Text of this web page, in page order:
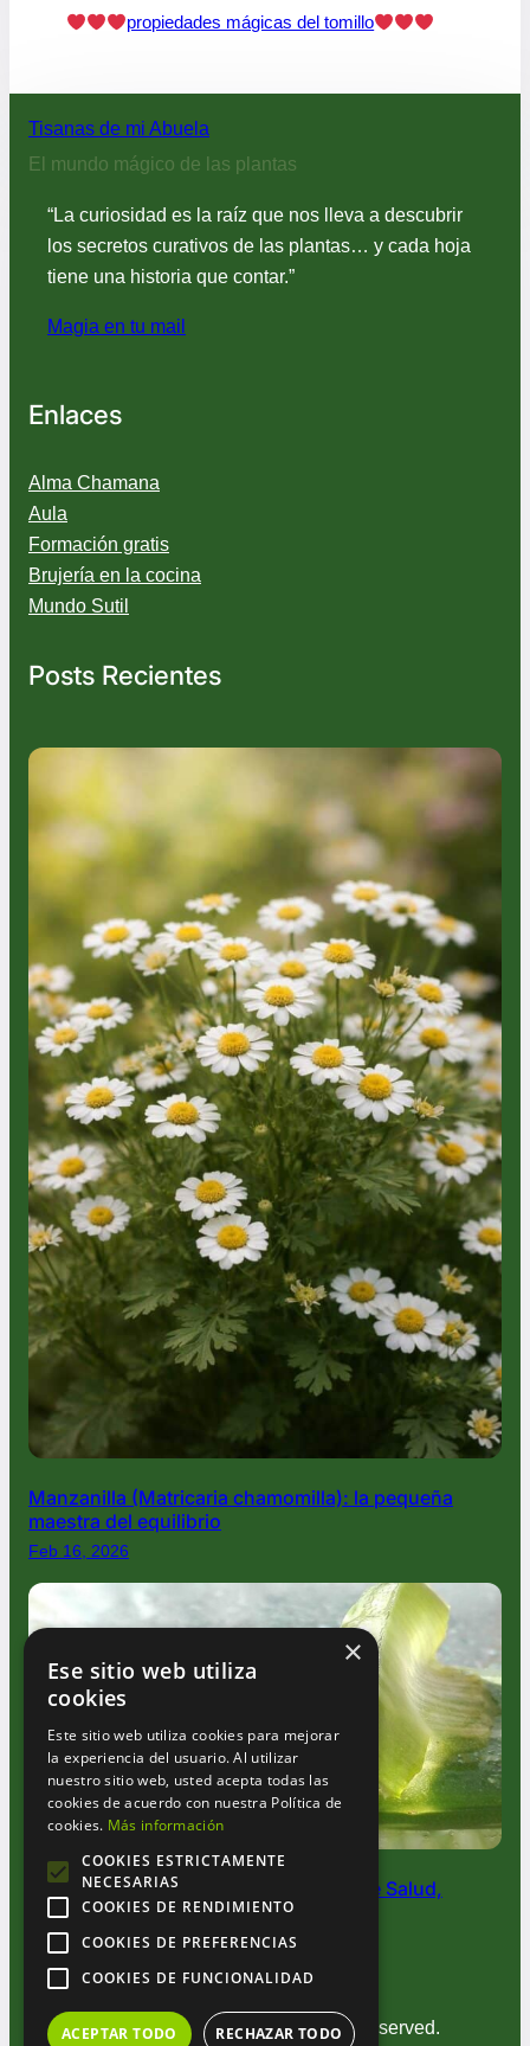
propiedades mágicas del tomillo
Tisanas de mi Abuela
El mundo mágico de las plantas
“La curiosidad es la raíz que nos lleva a descubrir
los secretos curativos de las plantas… y cada hoja
tiene una historia que contar.”
Magia en tu mail
Enlaces
Alma Chamana
Aula
Formación gratis
Brujería en la cocina
Mundo Sutil
Posts Recientes
Manzanilla (Matricaria chamomilla): la pequeña
maestra del equilibrio
Feb 16, 2026
Aloe Vera: La Planta Milagrosa que Une Salud,
Belleza y Magia Verde
Oct 2, 2025
© 2025Tisanas de mi Abuela. All rights reserved.
×
Ese sitio web utiliza
cookies
Este sitio web utiliza cookies para mejorar
la experiencia del usuario. Al utilizar
nuestro sitio web, usted acepta todas las
cookies de acuerdo con nuestra Política de
cookies. Más información
COOKIES ESTRICTAMENTE
NECESARIAS
COOKIES DE RENDIMIENTO
COOKIES DE PREFERENCIAS
COOKIES DE FUNCIONALIDAD
ACEPTAR TODO RECHAZAR TODO